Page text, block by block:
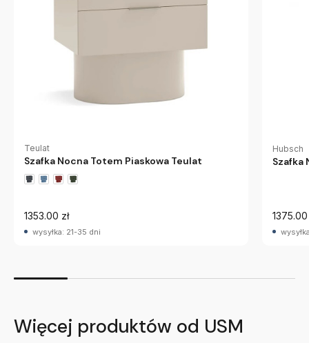
Teulat
Szafka Nocna Totem Piaskowa Teulat
1353.00 zł
wysyłka: 21-35 dni
Hubsch
Szafka
1375.00
Więcej produktów od USM